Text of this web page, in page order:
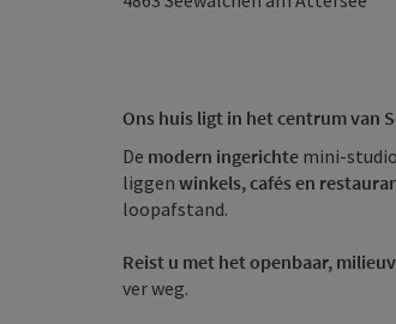
Ons huis ligt in het centrum van
De modern ingerichte mini-
liggen winkels, cafés en
loopafstand.
Reist u met het openbaar,
ver weg.